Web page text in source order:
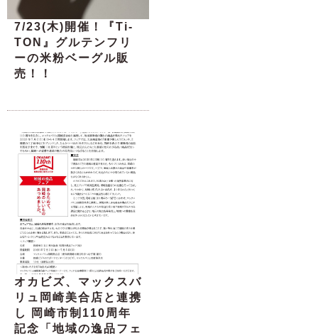
7/23(木)開催！『Ti-
TON』グルテンフリ
ーの米粉ベーグル販
売！！
オカビズ、マックスバ
リュ岡崎美合店と連携
し 岡崎市制110周年
記念「地域の逸品フェ